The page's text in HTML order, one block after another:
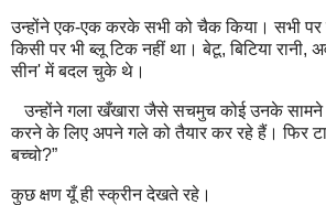
उन्होंने एक-एक करके सभी को चैक किया। सभी
किसी पर भी ब्लू टिक नहीं था। बेटू, बिटिया रानी,
सीन' में बदल चुके थे।
उन्होंने गला खँखारा जैसे सचमुच कोई उनके सामने
करने के लिए अपने गले को तैयार कर रहे हैं। फिर
बच्चो?”
कुछ क्षण यूँ ही स्क्रीन देखते रहे।